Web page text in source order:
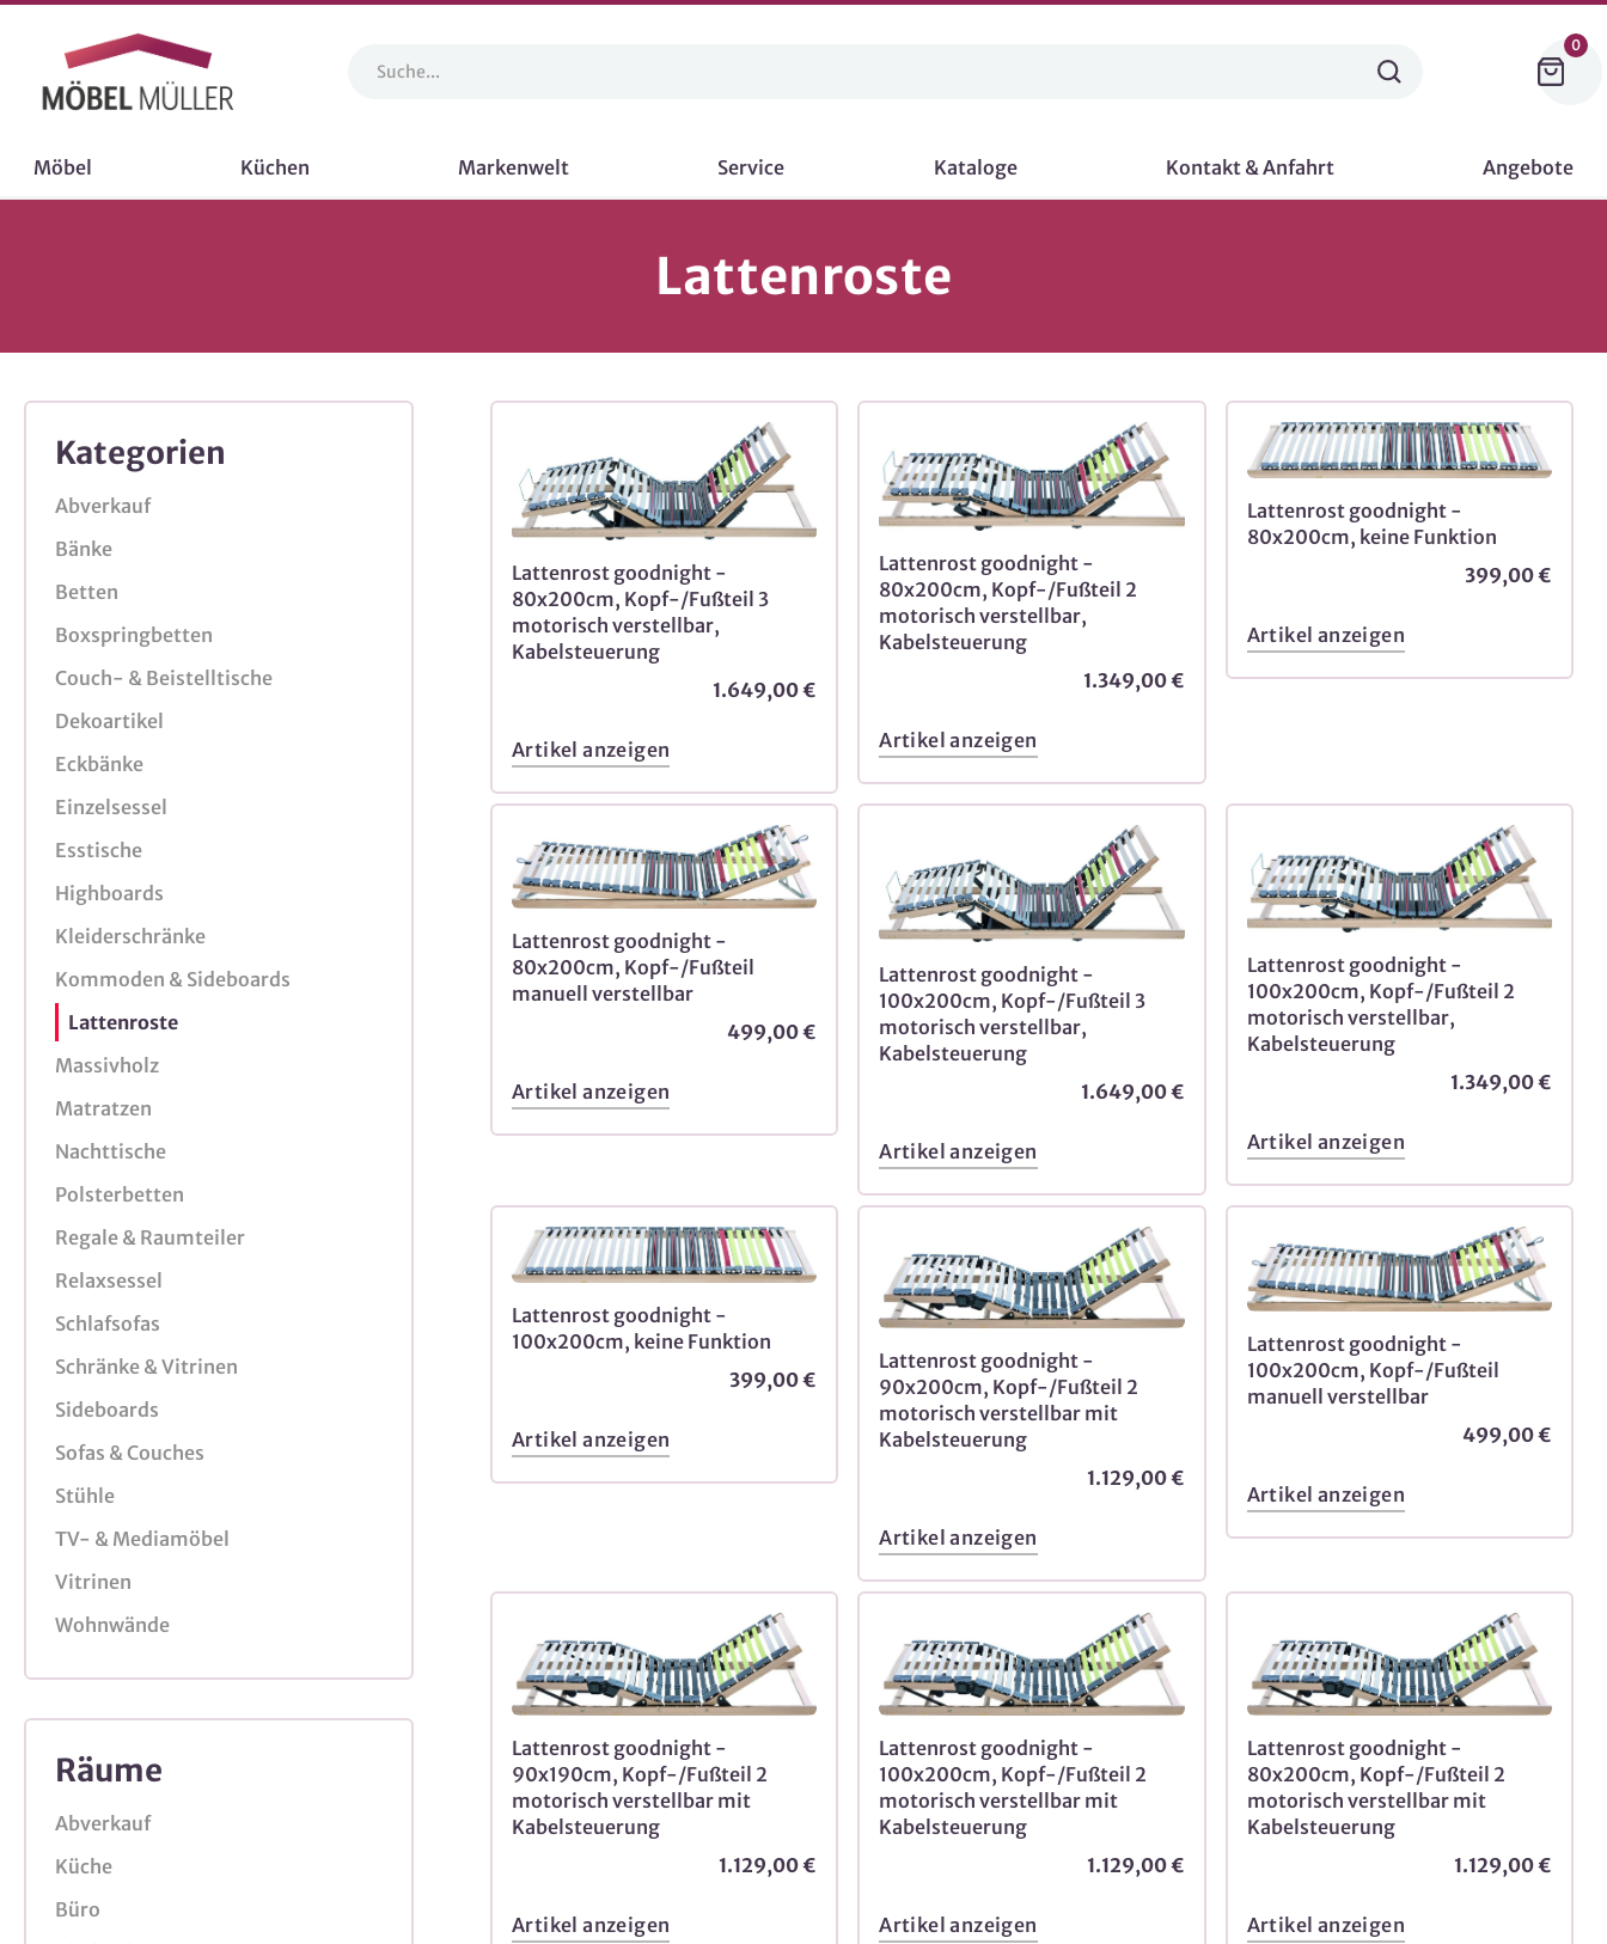
0
Möbel Küchen Markenwelt Service Kataloge Kontakt & Anfahrt Angebote
Lattenroste
Kategorien
Abverkauf
Bänke
Betten
Boxspringbetten
Couch- & Beistelltische
Dekoartikel
Eckbänke
Einzelsessel
Esstische
Highboards
Kleiderschränke
Kommoden & Sideboards
Lattenroste
Massivholz
Matratzen
Nachttische
Polsterbetten
Regale & Raumteiler
Relaxsessel
Schlafsofas
Schränke & Vitrinen
Sideboards
Sofas & Couches
Stühle
TV- & Mediamöbel
Vitrinen
Wohnwände
Räume
Abverkauf
Küche
Büro
Lattenrost goodnight -
80x200cm, Kopf-/Fußteil 3
motorisch verstellbar,
Kabelsteuerung
1.649,00 €
Artikel anzeigen
Lattenrost goodnight -
80x200cm, Kopf-/Fußteil 2
motorisch verstellbar,
Kabelsteuerung
1.349,00 €
Artikel anzeigen
Lattenrost goodnight -
80x200cm, keine Funktion
399,00 €
Artikel anzeigen
Lattenrost goodnight -
80x200cm, Kopf-/Fußteil
manuell verstellbar
499,00 €
Artikel anzeigen
Lattenrost goodnight -
100x200cm, Kopf-/Fußteil 3
motorisch verstellbar,
Kabelsteuerung
1.649,00 €
Artikel anzeigen
Lattenrost goodnight -
100x200cm, Kopf-/Fußteil 2
motorisch verstellbar,
Kabelsteuerung
1.349,00 €
Artikel anzeigen
Lattenrost goodnight -
100x200cm, keine Funktion
399,00 €
Artikel anzeigen
Lattenrost goodnight -
90x200cm, Kopf-/Fußteil 2
motorisch verstellbar mit
Kabelsteuerung
1.129,00 €
Artikel anzeigen
Lattenrost goodnight -
100x200cm, Kopf-/Fußteil
manuell verstellbar
499,00 €
Artikel anzeigen
Lattenrost goodnight -
90x190cm, Kopf-/Fußteil 2
motorisch verstellbar mit
Kabelsteuerung
1.129,00 €
Artikel anzeigen
Lattenrost goodnight -
100x200cm, Kopf-/Fußteil 2
motorisch verstellbar mit
Kabelsteuerung
1.129,00 €
Artikel anzeigen
Lattenrost goodnight -
80x200cm, Kopf-/Fußteil 2
motorisch verstellbar mit
Kabelsteuerung
1.129,00 €
Artikel anzeigen